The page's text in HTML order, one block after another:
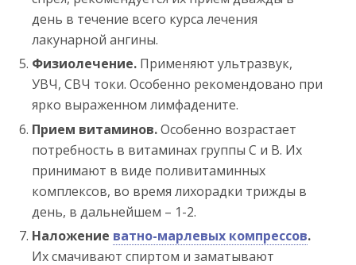
день в течение всего курса лечения
лакунарной ангины.
Физиолечение. Применяют ультразвук,
УВЧ, СВЧ токи. Особенно рекомендовано при
ярко выраженном лимфадените.
Прием витаминов.Особенно возрастает
потребность в витаминах группы C и В. Их
принимают в виде поливитаминных
комплексов, во время лихорадки трижды в
день, в дальнейшем – 1-2.
Наложение ватно-марлевых компрессов.
Их смачивают спиртом и заматывают